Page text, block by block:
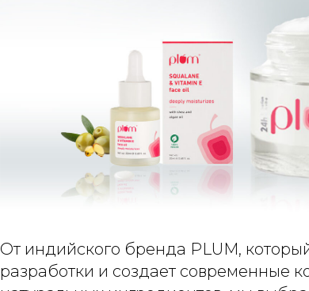
От индийского бренда PLUM,
разработки и создает современные